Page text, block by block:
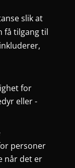
slik at
få tilgang til
for
eller -
personer
når det er